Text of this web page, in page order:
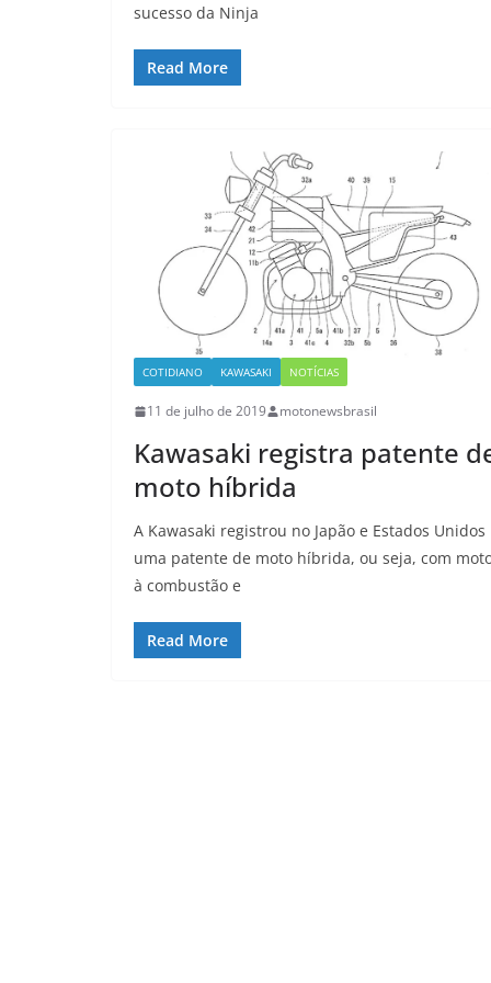
sucesso da Ninja
Read More
COTIDIANO KAWASAKI NOTÍCIAS
11 de julho de 2019 motonewsbrasil
Kawasaki registra patente
moto híbrida
A Kawasaki registrou no Japão e Estados Unidos
uma patente de moto híbrida, ou seja, com
à combustão e
Read More